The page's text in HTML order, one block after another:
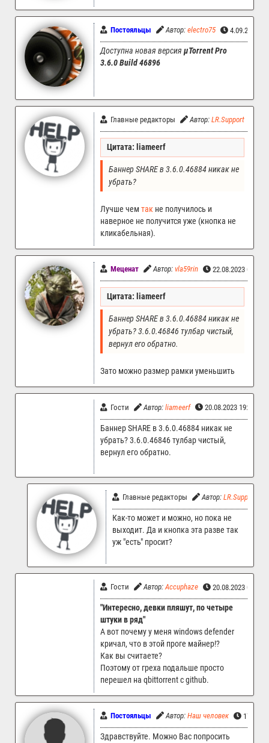
Постояльцы Автор: electro75 4.09.2023
Доступна новая версия µTorrent Pro
3.6.0 Build 46896
Главные редакторы Автор: LR.Support
Цитата: liameerf
Баннер SHARE в 3.6.0.46884 никак не
убрать?
Лучше чем так не получилось и
наверное не получится уже (кнопка не
кликабельная).
Меценат Автор: vla59rin 22.08.2023 05:49
Цитата: liameerf
Баннер SHARE в 3.6.0.46884 никак не
убрать? 3.6.0.46846 тулбар чистый,
вернул его обратно.
Зато можно размер рамки уменьшить
Гости Автор: liameerf 20.08.2023 19:14
Баннер SHARE в 3.6.0.46884 никак не
убрать? 3.6.0.46846 тулбар чистый,
вернул его обратно.
Главные редакторы Автор: LR.Support
Как-то может и можно, но пока не
выходит. Да и кнопка эта разве так
уж "есть" просит?
Гости Автор: Accuphaze 20.08.2023 08:54
"Интересно, девки пляшут, по четыре
штуки в ряд"
А вот почему у меня windows defender
кричал, что в этой проге майнер!?
Как вы считаете?
Поэтому от греха подальше просто
перешел на qbittorrent с github.
Постояльцы Автор: Наш человек
Здравствуйте. Можно Вас попросить